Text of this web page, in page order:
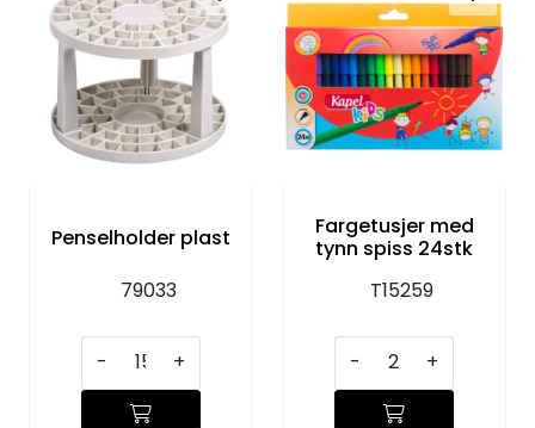
Penselholder plast
79033
- +
Fargetusjer med
tynn spiss 24stk
T15259
- +